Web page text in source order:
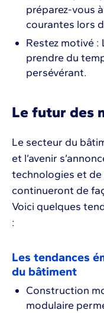
préparez-vous
courantes lors
Restez motivé :
prendre du
persévérant.
Le futur des
Le secteur du
et l’avenir
technologies et
continueront de
Voici quelques
:
Les tendances
du bâtiment
Construction
modulaire